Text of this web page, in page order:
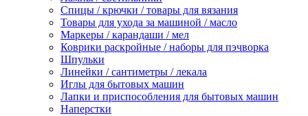
Спицы / крючки / товары для вязания
Товары для ухода за машиной / масло
Маркеры / карандаши / мел
Коврики раскройные / наборы для пэчворка
Шпульки
Линейки / сантиметры / лекала
Иглы для бытовых машин
Лапки и приспособления для бытовых машин
Наперстки